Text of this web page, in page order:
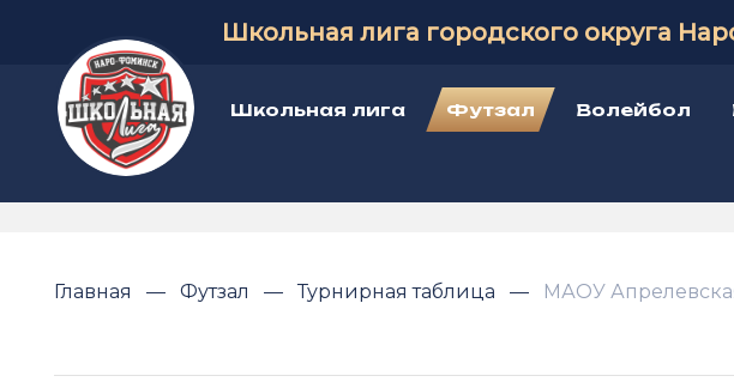
Школьная лига городского округа
Школьная лига Футзал Волейбол
Главная Футзал Турнирная таблица МАОУ